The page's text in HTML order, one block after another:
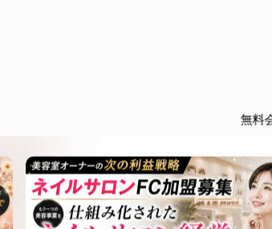
無料会員登録で